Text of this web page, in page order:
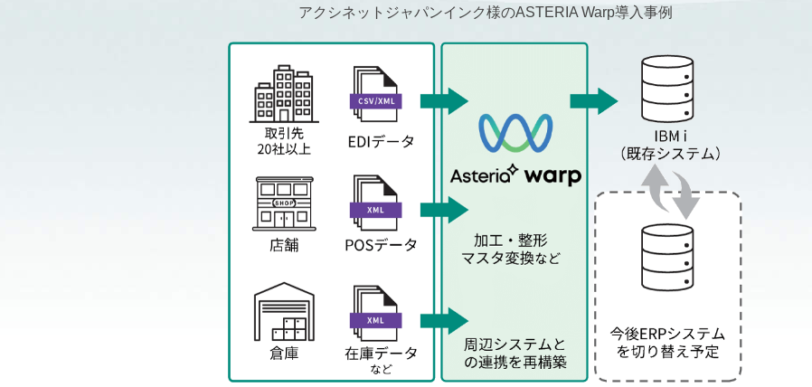
アクシネットジャパンインク様のASTERIA Warp導入事例